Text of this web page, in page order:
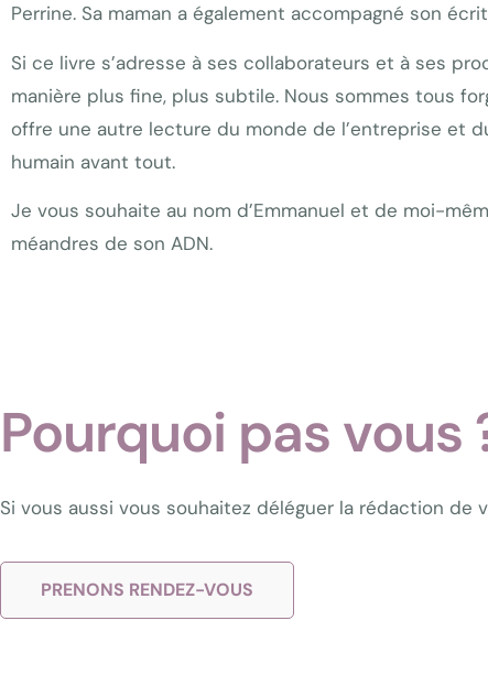
Perrine. Sa maman a également accompagné son
Si ce livre s’adresse à ses collaborateurs et à ses
manière plus fine, plus subtile. Nous sommes tous
offre une autre lecture du monde de l’entreprise et
humain avant tout.
Je vous souhaite au nom d’Emmanuel et de moi-
méandres de son ADN.
Pourquoi pas vous
Si vous aussi vous souhaitez déléguer la rédaction
PRENONS RENDEZ-VOUS